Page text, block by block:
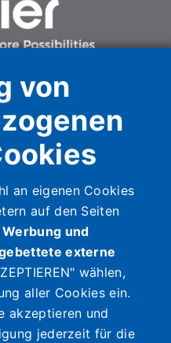
Spa Unipersonale
96
Lago (TV)
SPAIN, S.L
de Llobregat
UK Ltd
von
an eigenen Cookies
auf den Seiten
und
externe
wählen,
aller Cookies ein.
akzeptieren und
jederzeit für die